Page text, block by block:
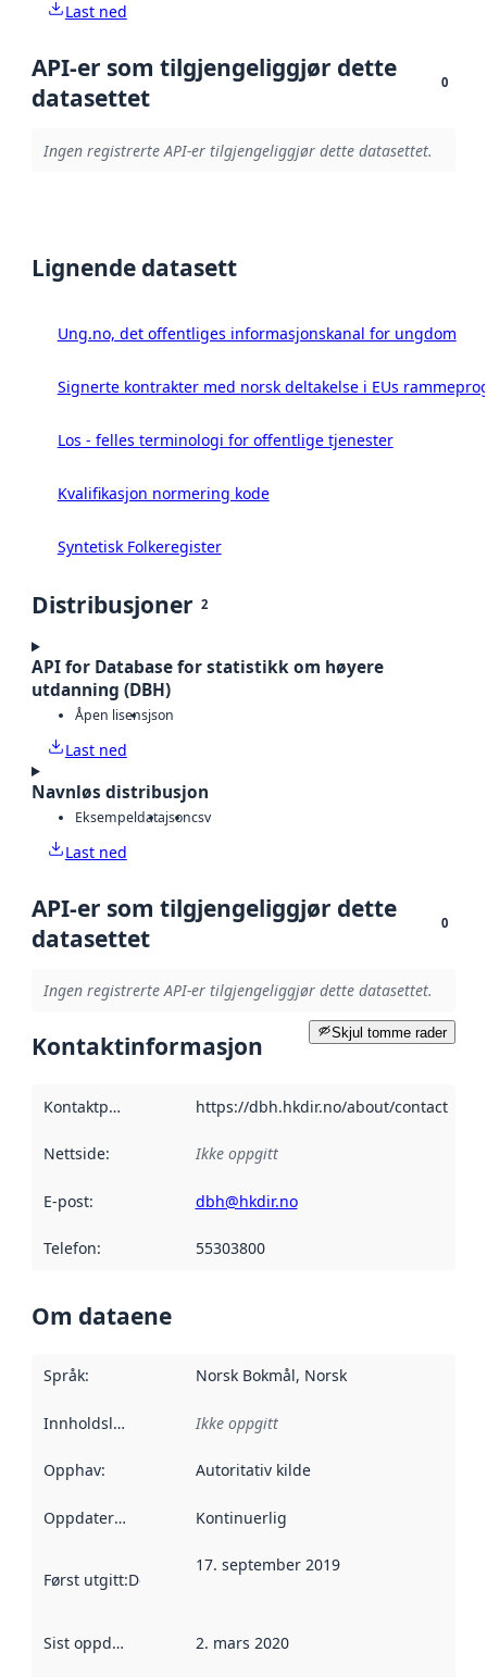
Last ned
API-er som tilgjengeliggjør dette
datasettet
0
Ingen registrerte API-er tilgjengeliggjør dette datasettet.
Lignende datasett
Ung.no, det offentliges informasjonskanal for ungdom
Signerte kontrakter med norsk deltakelse i EUs
Los - felles terminologi for offentlige tjenester
Kvalifikasjon normering kode
Syntetisk Folkeregister
Distribusjoner 2
API for Database for statistikk om høyere
utdanning (DBH)
Åpen lisensjson
Last ned
Navnløs distribusjon
Eksempeldatajsoncsv
Last ned
API-er som tilgjengeliggjør dette
datasettet
0
Ingen registrerte API-er tilgjengeliggjør dette datasettet.
Skjul tomme rader
Kontaktinformasjon
Kontaktpunkt https://dbh.hkdir.no/about/contact
Nettside: Ikke oppgitt
E-post: dbh@hkdir.no
Telefon: 55303800
Om dataene
Språk: Norsk Bokmål, Norsk
Innholdsleverandører :
Ikke oppgitt
Opphav: Autoritativ kilde
Oppdateringsfrekvens :
Kontinuerlig
Først utgitt:Denne datoen sier når dataene i dette
17. september 2019
Sist oppdatert 2. mars 2020